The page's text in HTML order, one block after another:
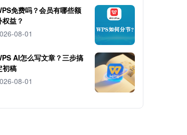
免费吗？会员有哪些额
权益？
08-01
AI怎么写文章？三步搞
初稿
08-01